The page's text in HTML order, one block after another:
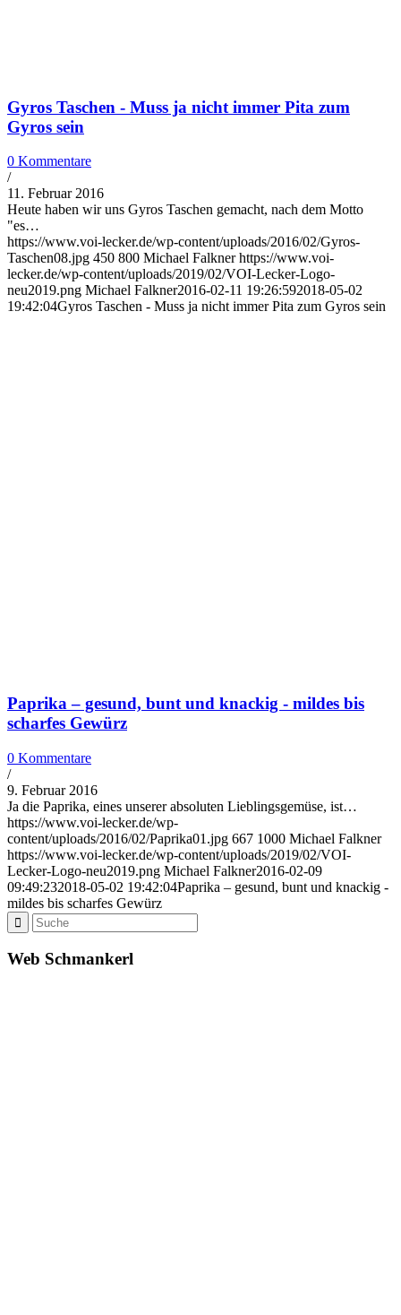
Gyros Taschen - Muss ja nicht immer Pita zum
Gyros sein
0 Kommentare
/
11. Februar 2016
Heute haben wir uns Gyros Taschen gemacht, nach dem Motto
"es…
https://www.voi-lecker.de/wp-content/uploads/2016/02/Gyros-
Taschen08.jpg 450 800 Michael Falkner https://www.voi-
lecker.de/wp-content/uploads/2019/02/VOI-Lecker-Logo-
neu2019.png Michael Falkner2016-02-11 19:26:592018-05-02
19:42:04Gyros Taschen - Muss ja nicht immer Pita zum Gyros sein
Paprika – gesund, bunt und knackig - mildes bis
scharfes Gewürz
0 Kommentare
/
9. Februar 2016
Ja die Paprika, eines unserer absoluten Lieblingsgemüse, ist…
https://www.voi-lecker.de/wp-
content/uploads/2016/02/Paprika01.jpg 667 1000 Michael Falkner
https://www.voi-lecker.de/wp-content/uploads/2019/02/VOI-
Lecker-Logo-neu2019.png Michael Falkner2016-02-09
09:49:232018-05-02 19:42:04Paprika – gesund, bunt und knackig -
mildes bis scharfes Gewürz
Web Schmankerl